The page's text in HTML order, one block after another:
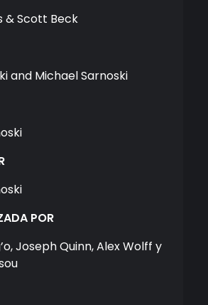
& Scott Beck
and Michael Sarnoski
POR
Joseph Quinn, Alex Wolff y